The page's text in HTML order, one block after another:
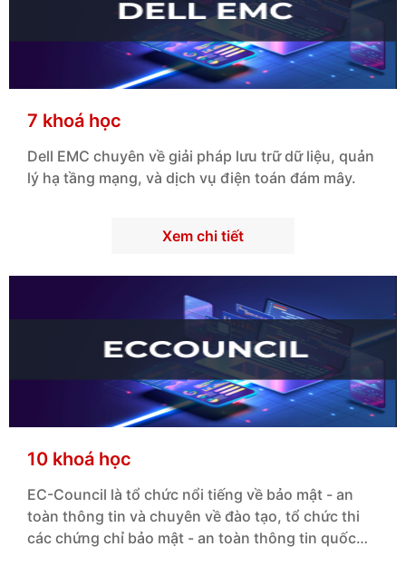
7 khoá học
Dell EMC chuyên về giải pháp lưu trữ dữ liệu, quản
lý hạ tầng mạng, và dịch vụ điện toán đám mây.
Xem chi tiết
10 khoá học
EC-Council là tổ chức nổi tiếng về bảo mật - an
toàn thông tin và chuyên về đào tạo, tổ chức thi
các chứng chỉ bảo mật - an toàn thông tin quốc